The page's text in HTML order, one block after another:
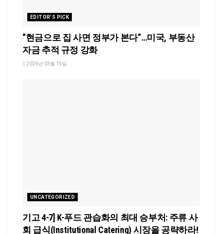
EDITOR'S PICK
“현금으로 집 사면 정부가 본다”…미국, 부동산
자금 추적 규정 강화
2026년 03월 15일
UNCATEGORIZED
기고 4-7] K-푸드 관습화의 최대 승부처: 주류 사
회 급식(Institutional Catering) 시장을 공략하라!